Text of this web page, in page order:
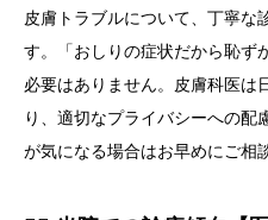
皮膚トラブルについて、丁寧な
す。「おしりの症状だから恥ず
必要はありません。皮膚科医は
り、適切なプライバシーへの配
が気になる場合はお早めにご相